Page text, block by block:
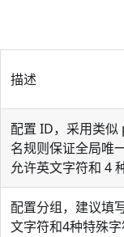
描述
配置 ID，采用类
名规则保证全局唯
允许英文字符和 4
配置分组，建议填
文字符和4种特殊